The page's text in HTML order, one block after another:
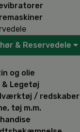
& Reservedele
og olie
& Legetøj
/ redskaber
tøj m.m.